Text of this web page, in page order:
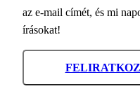
az e-mail címét, és mi
írásokat!